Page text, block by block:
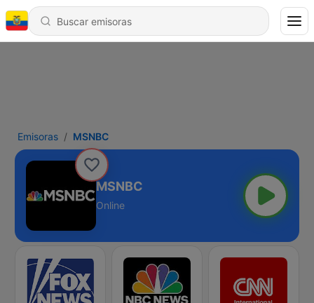
Emisoras MSNBC
MSNBC
Online